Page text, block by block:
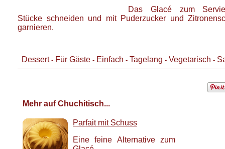
Das Glacé zum
Stücke schneiden und mit Puderzucker und
garnieren.
Dessert- Für Gäste - Einfach - Tagelang - Vegetarisch -
Mehr auf Chuchitisch...
Parfait mit Schuss
Eine feine Alternative zum